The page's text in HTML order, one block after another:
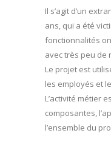
Il s’agit d’un
ans, qui a été
fonctionnalités
avec très peu de
Le projet est
les employés et
L’activité métier
composantes,
l’ensemble du